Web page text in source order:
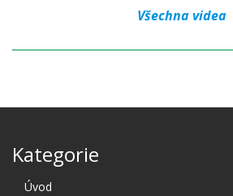
Všechna videa
Kategorie
Úvod